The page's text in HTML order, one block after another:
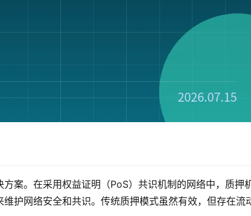
案。在采用权益证明（PoS）共识机制的网络中，质押
护网络安全和共识。传统质押模式虽然有效，但存在流